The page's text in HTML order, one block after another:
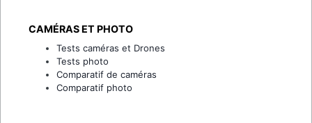
CAMÉRAS ET PHOTO
Tests caméras et Drones
Tests photo
Comparatif de caméras
Comparatif photo